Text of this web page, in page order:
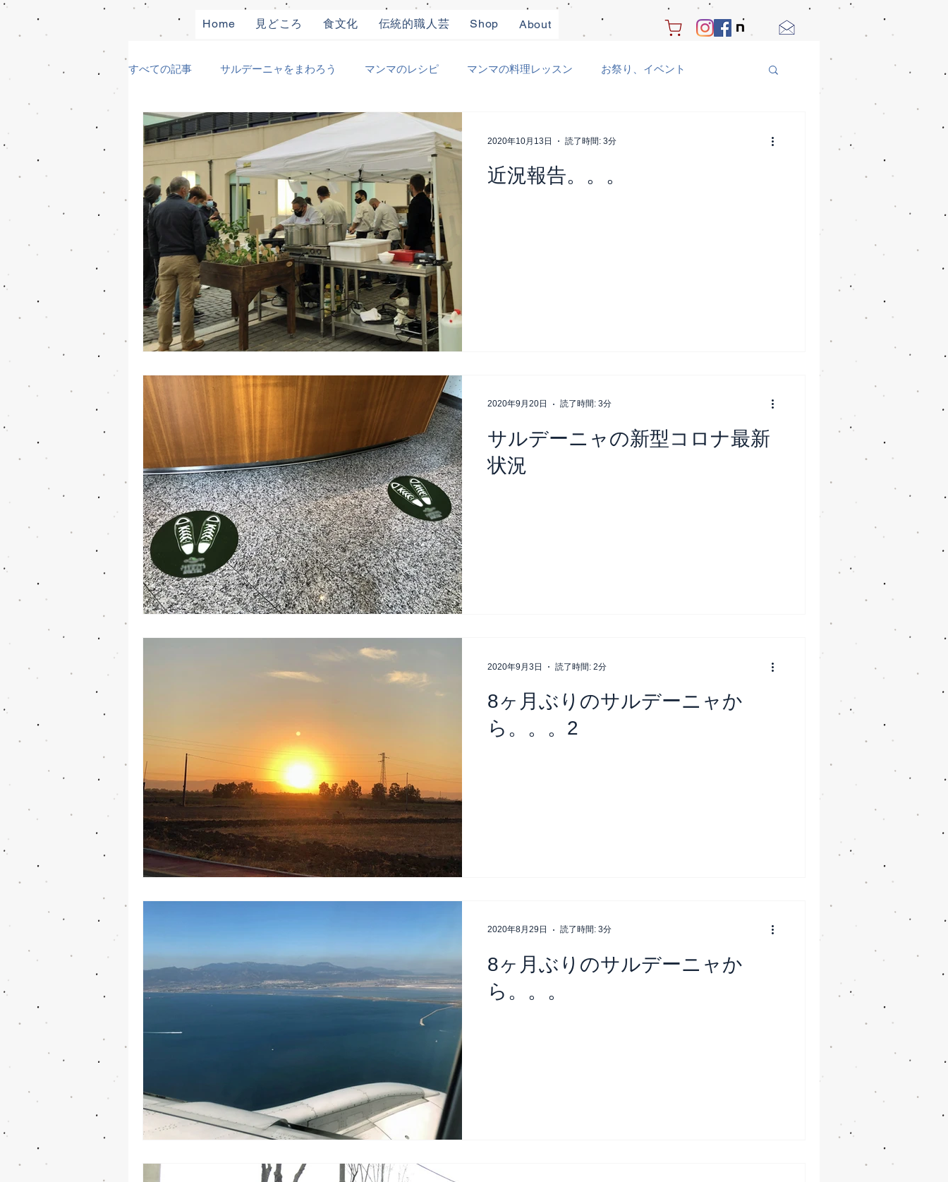
Home 見どころ 食文化 伝統的職人芸 Shop About
すべての記事 サルデーニャをまわろう マンマのレシピ マンマの料理レッスン お祭り、イベント
遺跡、博物館巡り 食材めぐり ときどき日本
近況報告。。。
2020年10月13日 読了時間: 3分
サルデーニャの新型コロナ最新
状況
2020年9月20日 読了時間: 3分
8ヶ月ぶりのサルデーニャか
ら。。。2
2020年9月3日 読了時間: 2分
8ヶ月ぶりのサルデーニャか
ら。。。
2020年8月29日 読了時間: 3分